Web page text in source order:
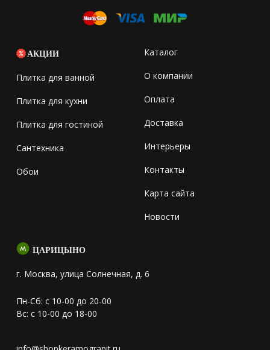
АКЦИИ
Плитка для ванной
Плитка для кухни
Плитка для гостиной
Сантехника
Обои
Каталог
О компании
Оплата
Доставка
Интерьеры
Контакты
Карта сайта
Новости
ЦАРИЦЫНО
г. Москва, улица Солнечная, д. 6
Пн-Сб: с 10-00 до 20-00
Вс: с 10-00 до 18-00